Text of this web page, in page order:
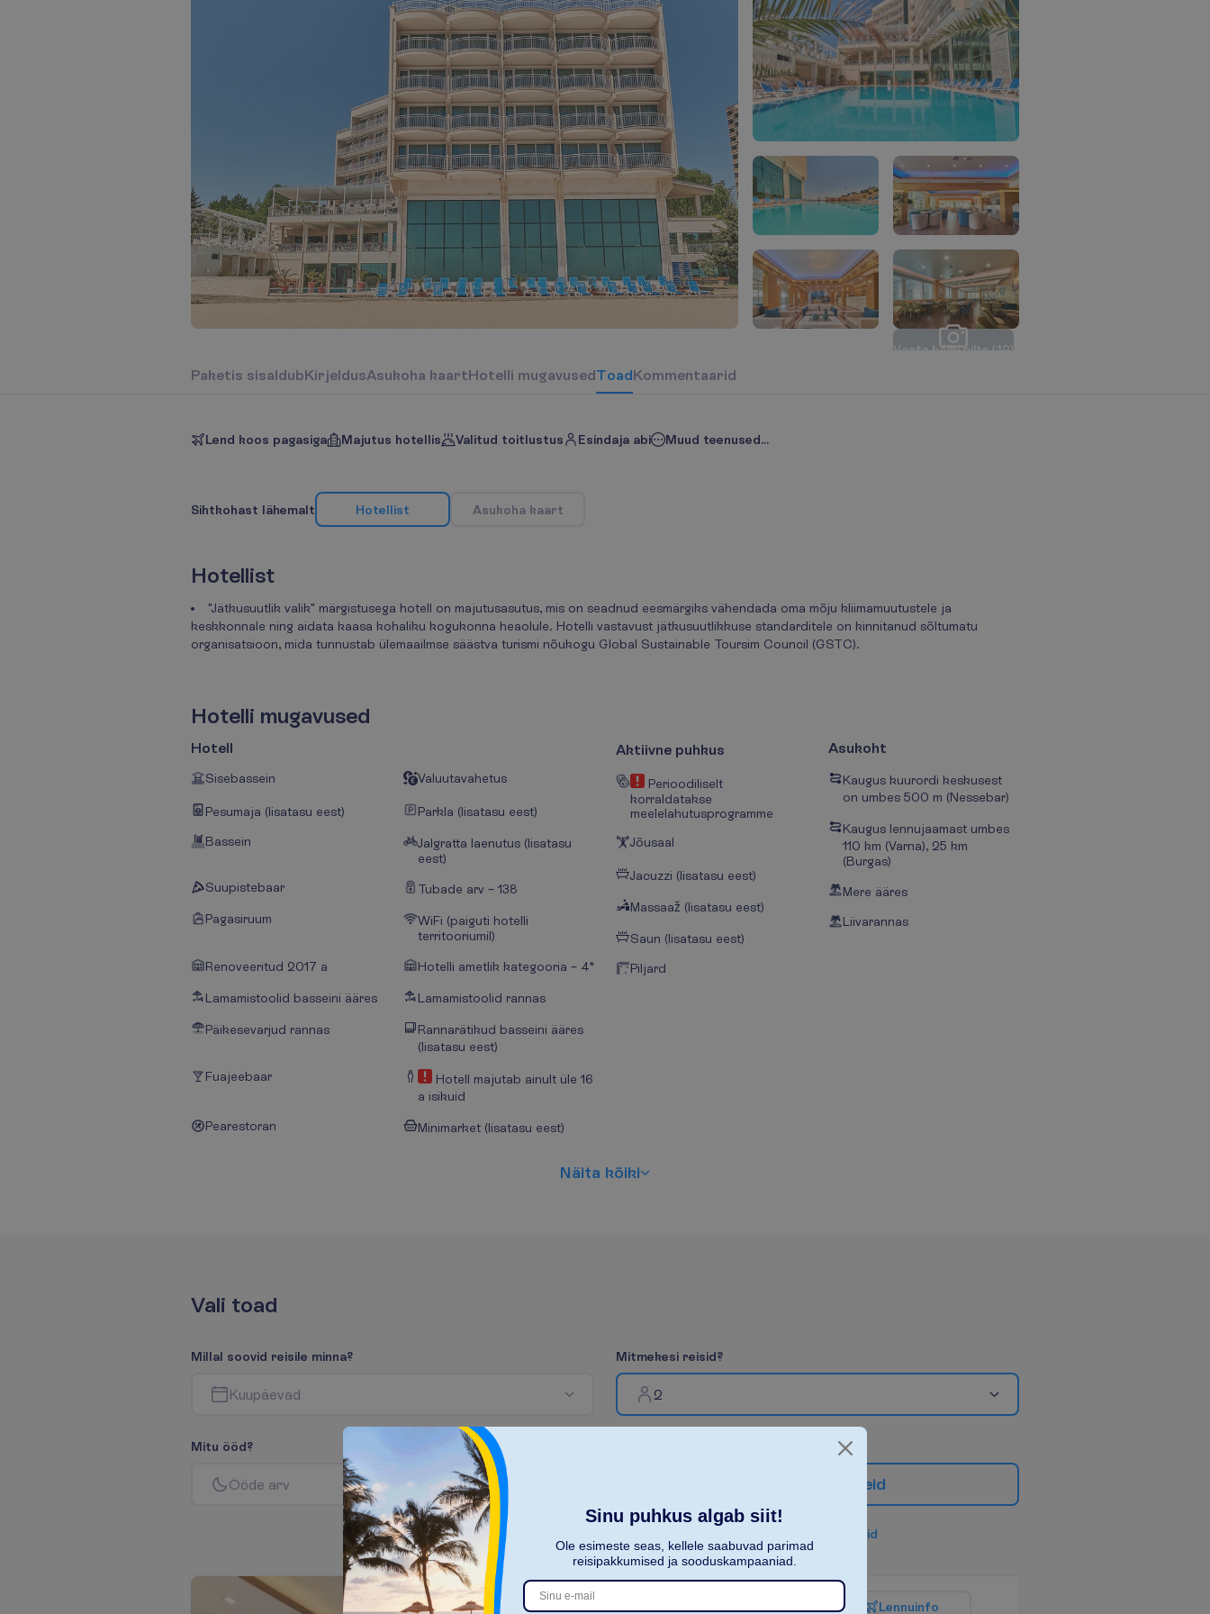
Vaata kõiki pilte (12)
Paketis sisaldubKirjeldusAsukoha kaartHotelli mugavusedToadKommentaarid
Lend koos pagasiga Majutus hotellis Valitud toitlustus Esindaja abi Muud teenused...
Sihtkohast lähemalt Hotellist Asukoha kaart
Hotellist
"Jätkusuutlik valik" märgistusega hotell on majutusasutus, mis on seadnud eesmärgiks vähendada oma mõju kliimamuutustele ja
keskkonnale ning aidata kaasa kohaliku kogukonna heaolule. Hotelli vastavust jätkusuutlikkuse standarditele on kinnitanud sõltumatu
organisatsioon, mida tunnustab ülemaailmse säästva turismi nõukogu Global Sustainable Toursim Council (GSTC).
Hotelli mugavused
Hotell
Sisebassein Valuutavahetus
Pesumaja (lisatasu eest) Parkla (lisatasu eest)
Bassein
Jalgratta laenutus (lisatasu
eest)
Suupistebaar
Tubade arv – 138
Pagasiruum
WiFi (paiguti hotelli
territooriumil)
Renoveeritud 2017 a Hotelli ametlik kategooria – 4*
Lamamistoolid basseini ääres Lamamistoolid rannas
Päikesevarjud rannas
Rannarätikud basseini ääres
(lisatasu eest)
Fuajeebaar
Hotell majutab ainult üle 16
a isikuid
Pearestoran Minimarket (lisatasu eest)
Aktiivne puhkus
Perioodiliselt
korraldatakse
meelelahutusprogramme
Jõusaal
Jacuzzi (lisatasu eest)
Massaaž (lisatasu eest)
Saun (lisatasu eest)
Piljard
Asukoht
Kaugus kuurordi keskusest
on umbes 500 m (Nessebar)
Kaugus lennujaamast umbes
110 km (Varna), 25 km
(Burgas)
Mere ääres
Liivarannas
Näita kõiki
Vali toad
Millal soovid reisile minna?
Kuupäevad
Mitmekesi reisid?
2
Mitu ööd?
Ööde arv eid
id
Lennuinfo
Sinu puhkus algab siit!
Ole esimeste seas, kellele saabuvad parimad
reisipakkumised ja sooduskampaaniad.